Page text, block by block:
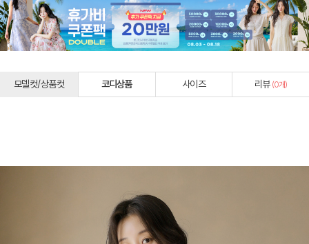
모델컷/상품컷 코디상품 사이즈 리뷰 (0개)